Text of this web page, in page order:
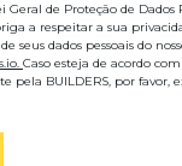
de Proteção de Dados
a respeitar a sua
seus dados pessoais do
Caso esteja de acordo
pela BUILDERS, por favor,